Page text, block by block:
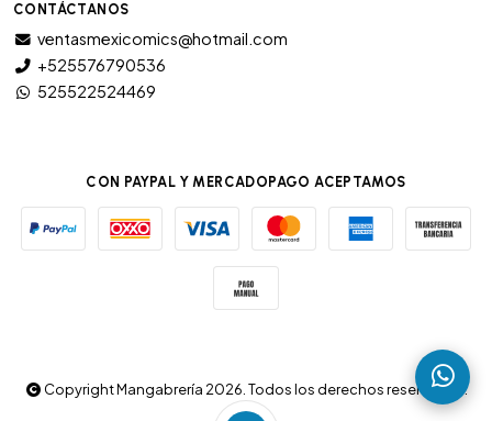
CONTÁCTANOS
ventasmexicomics@hotmail.com
+525576790536
525522524469
CON PAYPAL Y MERCADOPAGO ACEPTAMOS
Copyright Mangabrería 2026. Todos los derechos reservados.